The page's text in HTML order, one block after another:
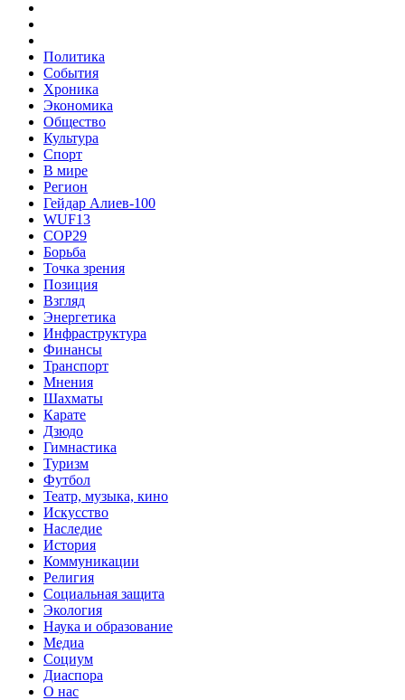
Политика
События
Хроника
Экономика
Общество
Культура
Спорт
В мире
Регион
Гейдар Алиев-100
WUF13
COP29
Борьба
Точка зрения
Позиция
Взгляд
Энергетика
Инфраструктура
Финансы
Транспорт
Мнения
Шахматы
Карате
Дзюдо
Гимнастика
Туризм
Футбол
Театр, музыка, кино
Искусство
Наследие
История
Коммуникации
Религия
Социальная защита
Экология
Наука и образование
Медиа
Социум
Диаспора
О нас